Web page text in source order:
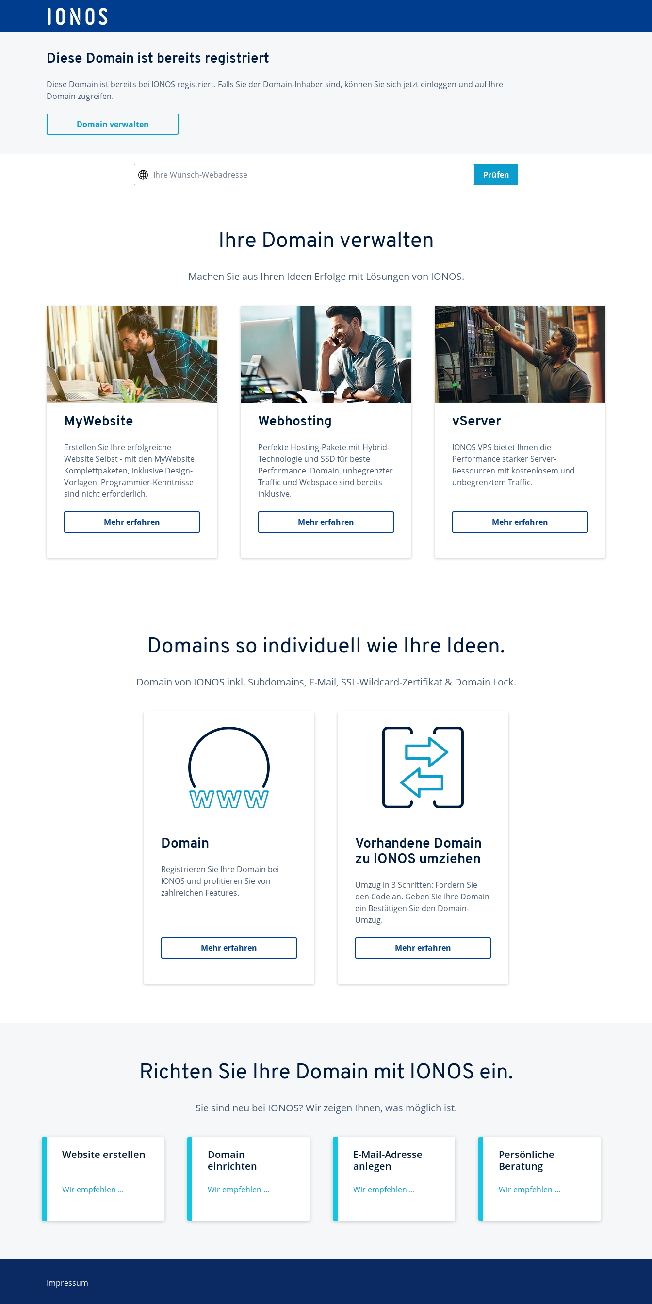
Diese Domain ist bereits registriert
Diese Domain ist bereits bei IONOS registriert. Falls Sie der Domain-Inhaber sind, können Sie sich jetzt einloggen und auf Ihre
Domain zugreifen.
Domain verwalten
Ihre Wunsch-Webadresse Prüfen
Ihre Domain verwalten
Machen Sie aus Ihren Ideen Erfolge mit Lösungen von IONOS.
MyWebsite
Erstellen Sie Ihre erfolgreiche
Website Selbst - mit den MyWebsite
Komplettpaketen, inklusive Design-
Vorlagen. Programmier-Kenntnisse
sind nicht erforderlich.
Mehr erfahren
Webhosting
Perfekte Hosting-Pakete mit Hybrid-
Technologie und SSD für beste
Performance. Domain, unbegrenzter
Traffic und Webspace sind bereits
inklusive.
Mehr erfahren
vServer
IONOS VPS bietet Ihnen die
Performance starker Server-
Ressourcen mit kostenlosem und
unbegrenztem Traffic.
Mehr erfahren
Domains so individuell wie Ihre Ideen.
Domain von IONOS inkl. Subdomains, E-Mail, SSL-Wildcard-Zertifikat & Domain Lock.
Domain
Registrieren Sie Ihre Domain bei
IONOS und profitieren Sie von
zahlreichen Features.
Mehr erfahren
Vorhandene Domain
zu IONOS umziehen
Umzug in 3 Schritten: Fordern Sie
den Code an. Geben Sie Ihre Domain
ein Bestätigen Sie den Domain-
Umzug.
Mehr erfahren
Richten Sie Ihre Domain mit IONOS ein.
Sie sind neu bei IONOS? Wir zeigen Ihnen, was möglich ist.
Website erstellen
Wir empfehlen ...
Domain
einrichten
Wir empfehlen ...
E-Mail-Adresse
anlegen
Wir empfehlen ...
Persönliche
Beratung
Wir empfehlen ...
Impressum